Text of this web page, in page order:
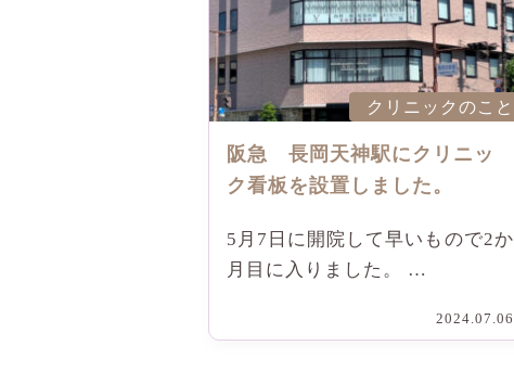
クリニックのこと
阪急 長岡天神駅にクリニッ
ク看板を設置しました。
5月7日に開院して早いもので2か
月目に入りました。 …
2024.07.06